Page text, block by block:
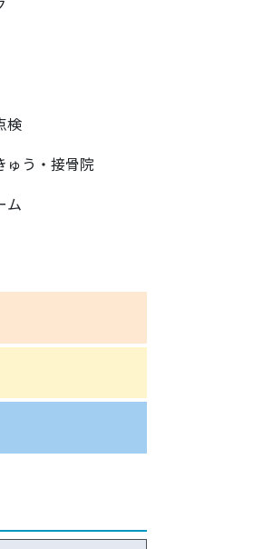
検
ゅう・接骨院
ム